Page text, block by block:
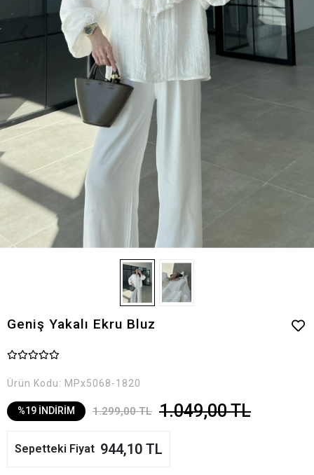
Geniş Yakalı Ekru Bluz
Ürün Kodu: MPx5068-1820
%19 İNDİRİM 1.299,00 TL 1.049,00 TL
Sepetteki Fiyat 944,10 TL